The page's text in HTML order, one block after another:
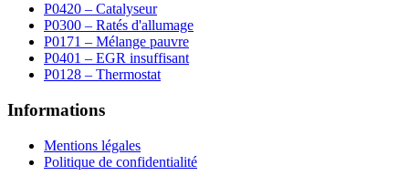
P0420 – Catalyseur
P0300 – Ratés d'allumage
P0171 – Mélange pauvre
P0401 – EGR insuffisant
P0128 – Thermostat
Informations
Mentions légales
Politique de confidentialité